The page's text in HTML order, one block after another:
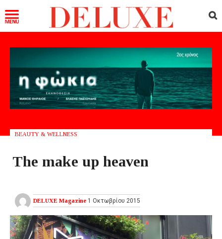
BEAUTY & WELLNESS
Τhe make up heaven
DELUXE Magazine 1 Οκτωβρίου 2015